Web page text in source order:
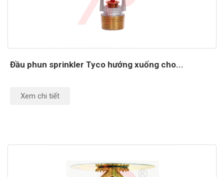
Đầu phun sprinkler Tyco hướng xuống cho...
Xem chi tiết